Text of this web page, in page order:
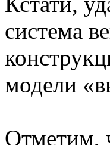
система
модели
Отметим,